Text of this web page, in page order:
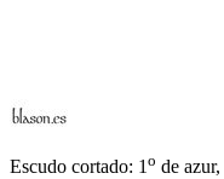
Escudo cortado: 1 o de